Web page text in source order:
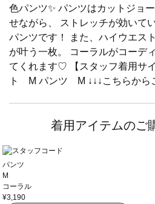
色パンツ✨ パンツはカットジョ
せながら、 ストレッチが効いて
パンツです！ また、ハイウエス
が叶う一枚。 コーラルがコーデ
てくれます♡ 【スタッフ着用サ
ト M パンツ M ↓↓↓こちらから
着用アイテムのご
パンツ
M
コーラル
¥3,190